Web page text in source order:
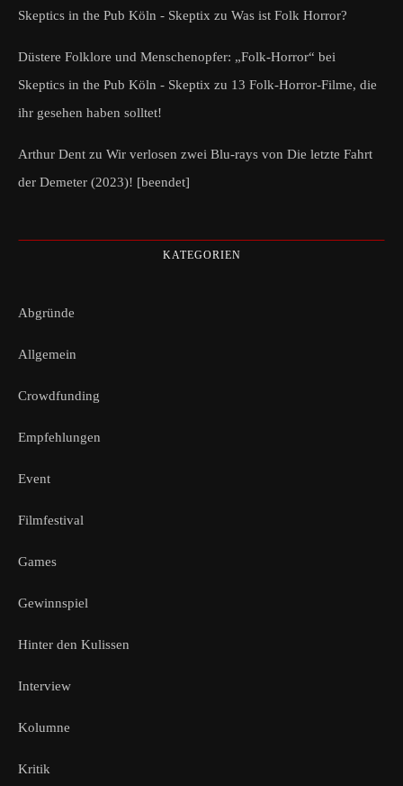
Skeptics in the Pub Köln - Skeptix zu Was ist Folk Horror?
Düstere Folklore und Menschenopfer: „Folk-Horror“ bei
Skeptics in the Pub Köln - Skeptix zu 13 Folk-Horror-Filme, die
ihr gesehen haben solltet!
Arthur Dent zu Wir verlosen zwei Blu-rays von Die letzte Fahrt
der Demeter (2023)! [beendet]
KATEGORIEN
Abgründe
Allgemein
Crowdfunding
Empfehlungen
Event
Filmfestival
Games
Gewinnspiel
Hinter den Kulissen
Interview
Kolumne
Kritik